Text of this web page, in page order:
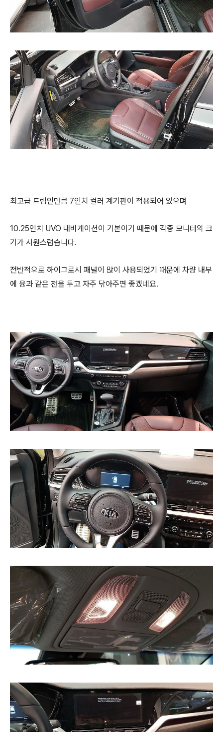
최고급 트림인만큼 7인치 컬러 계기판이 적용되어 있으며
10.25인치 UVO 내비게이션이 기본이기 때문에 각종 모니터의 크
기가 시원스럽습니다.
전반적으로 하이그로시 패널이 많이 사용되었기 때문에 차량 내부
에 융과 같은 천을 두고 자주 닦아주면 좋겠네요.